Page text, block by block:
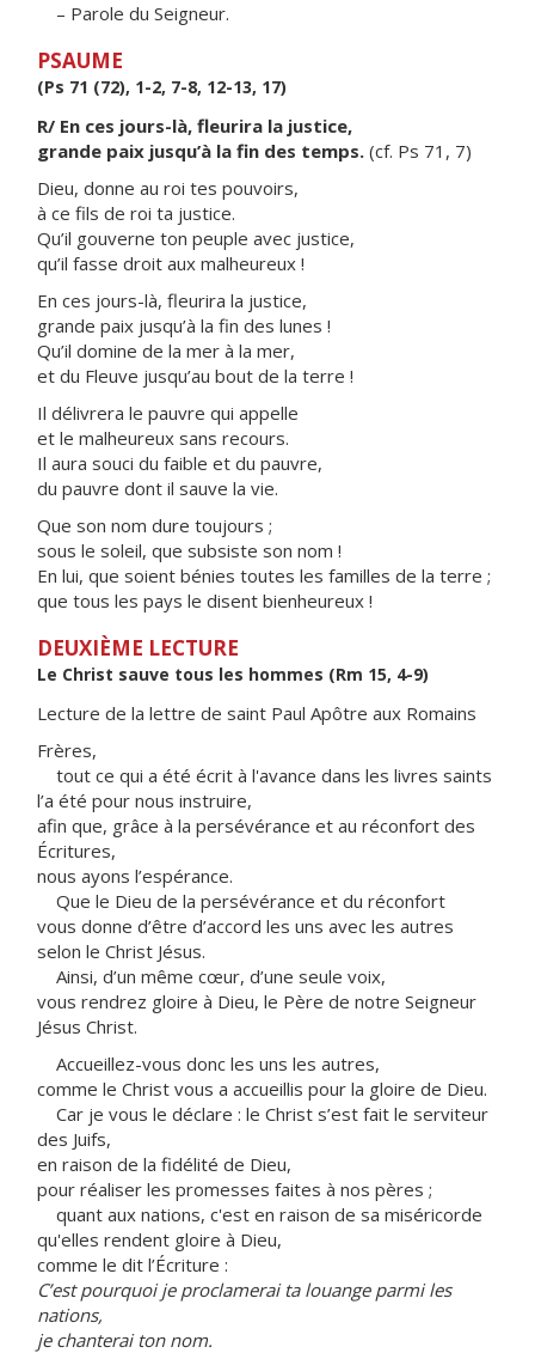
– Parole du Seigneur.
PSAUME
(Ps 71 (72), 1-2, 7-8, 12-13, 17)
R/ En ces jours-là, fleurira la justice,
grande paix jusqu’à la fin des temps. (cf. Ps 71, 7)
Dieu, donne au roi tes pouvoirs,
à ce fils de roi ta justice.
Qu’il gouverne ton peuple avec justice,
qu’il fasse droit aux malheureux !
En ces jours-là, fleurira la justice,
grande paix jusqu’à la fin des lunes !
Qu’il domine de la mer à la mer,
et du Fleuve jusqu’au bout de la terre !
Il délivrera le pauvre qui appelle
et le malheureux sans recours.
Il aura souci du faible et du pauvre,
du pauvre dont il sauve la vie.
Que son nom dure toujours ;
sous le soleil, que subsiste son nom !
En lui, que soient bénies toutes les familles de la terre ;
que tous les pays le disent bienheureux !
DEUXIÈME LECTURE
Le Christ sauve tous les hommes (Rm 15, 4-9)
Lecture de la lettre de saint Paul Apôtre aux Romains
Frères,
tout ce qui a été écrit à l'avance dans les livres saints
l’a été pour nous instruire,
afin que, grâce à la persévérance et au réconfort des
Écritures,
nous ayons l’espérance.
Que le Dieu de la persévérance et du réconfort
vous donne d’être d’accord les uns avec les autres
selon le Christ Jésus.
Ainsi, d’un même cœur, d’une seule voix,
vous rendrez gloire à Dieu, le Père de notre Seigneur
Jésus Christ.
Accueillez-vous donc les uns les autres,
comme le Christ vous a accueillis pour la gloire de Dieu.
Car je vous le déclare : le Christ s’est fait le serviteur
des Juifs,
en raison de la fidélité de Dieu,
pour réaliser les promesses faites à nos pères ;
quant aux nations, c'est en raison de sa miséricorde
qu'elles rendent gloire à Dieu,
comme le dit l’Écriture :
C’est pourquoi je proclamerai ta louange parmi les
nations,
je chanterai ton nom.